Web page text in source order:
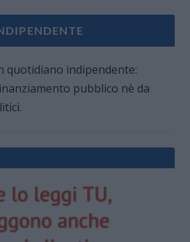
quotidiano indipendente:
pubblico nè da